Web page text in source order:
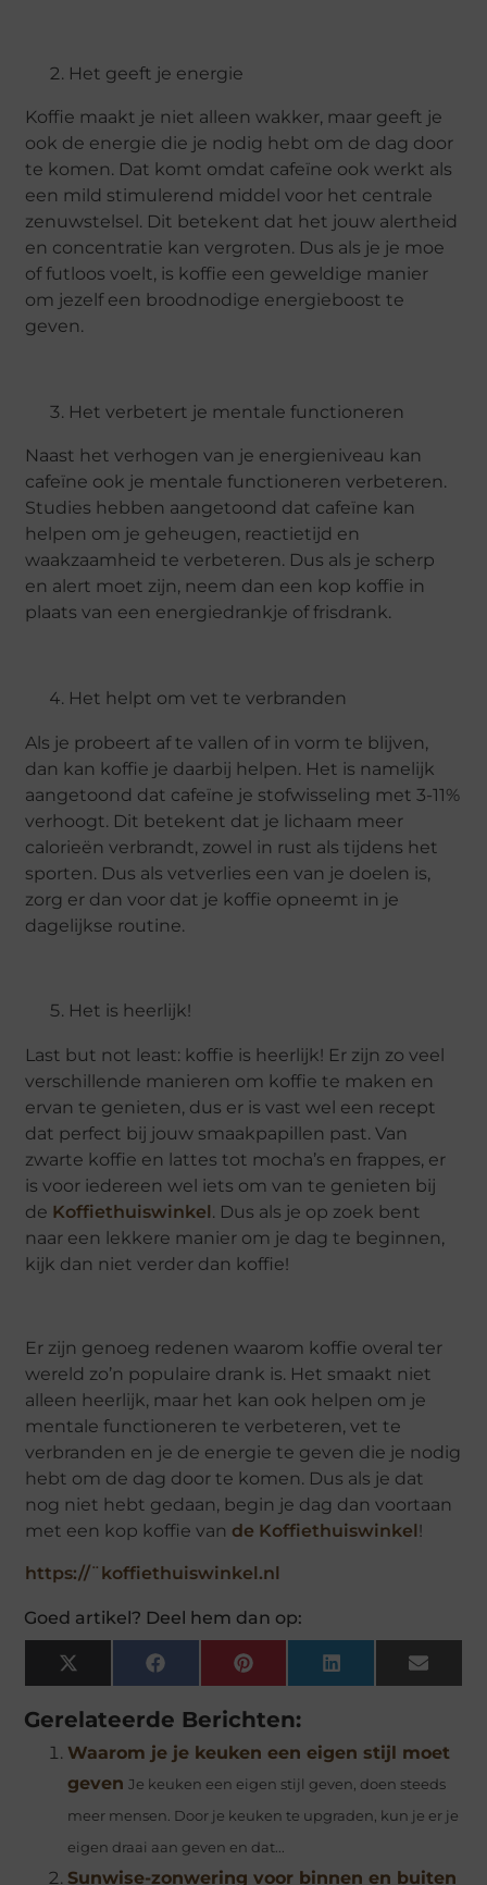
Het geeft je energie
Koffie maakt je niet alleen wakker, maar geeft je
ook de energie die je nodig hebt om de dag door
te komen. Dat komt omdat cafeïne ook werkt als
een mild stimulerend middel voor het centrale
zenuwstelsel. Dit betekent dat het jouw alertheid
en concentratie kan vergroten. Dus als je je moe
of futloos voelt, is koffie een geweldige manier
om jezelf een broodnodige energieboost te
geven.
Het verbetert je mentale functioneren
Naast het verhogen van je energieniveau kan
cafeïne ook je mentale functioneren verbeteren.
Studies hebben aangetoond dat cafeïne kan
helpen om je geheugen, reactietijd en
waakzaamheid te verbeteren. Dus als je scherp
en alert moet zijn, neem dan een kop koffie in
plaats van een energiedrankje of frisdrank.
Het helpt om vet te verbranden
Als je probeert af te vallen of in vorm te blijven,
dan kan koffie je daarbij helpen. Het is namelijk
aangetoond dat cafeïne je stofwisseling met 3-11%
verhoogt. Dit betekent dat je lichaam meer
calorieën verbrandt, zowel in rust als tijdens het
sporten. Dus als vetverlies een van je doelen is,
zorg er dan voor dat je koffie opneemt in je
dagelijkse routine.
Het is heerlijk!
Last but not least: koffie is heerlijk! Er zijn zo veel
verschillende manieren om koffie te maken en
ervan te genieten, dus er is vast wel een recept
dat perfect bij jouw smaakpapillen past. Van
zwarte koffie en lattes tot mocha’s en frappes, er
is voor iedereen wel iets om van te genieten bij
de Koffiethuiswinkel. Dus als je op zoek bent
naar een lekkere manier om je dag te beginnen,
kijk dan niet verder dan koffie!
Er zijn genoeg redenen waarom koffie overal ter
wereld zo’n populaire drank is. Het smaakt niet
alleen heerlijk, maar het kan ook helpen om je
mentale functioneren te verbeteren, vet te
verbranden en je de energie te geven die je nodig
hebt om de dag door te komen. Dus als je dat
nog niet hebt gedaan, begin je dag dan voortaan
met een kop koffie van de Koffiethuiswinkel!
https://¨koffiethuiswinkel.nl
Goed artikel? Deel hem dan op:
X
(Twitter)
FacebookPinterestLinkedIn Email
Gerelateerde Berichten:
Waarom je je keuken een eigen stijl moet
geven Je keuken een eigen stijl geven, doen steeds
meer mensen. Door je keuken te upgraden, kun je er je
eigen draai aan geven en dat...
Sunwise-zonwering voor binnen en buiten